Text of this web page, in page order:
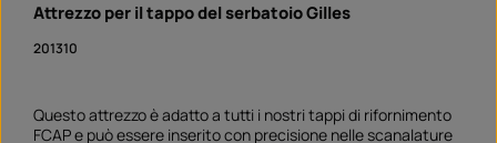
Attrezzo per il tappo del serbatoio Gilles
201310
Questo attrezzo è adatto a tutti i nostri tappi di rifornimento
FCAP e può essere inserito con precisione nelle scanalature